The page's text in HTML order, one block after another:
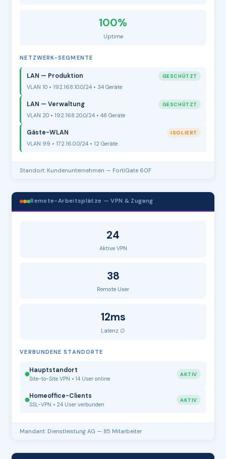
100%
Uptime
NETZWERK-SEGMENTE
LAN — Produktion GESCHÜTZT
VLAN 10 • 192.168.10.0/24 • 34 Geräte
LAN — Verwaltung GESCHÜTZT
VLAN 20 • 192.168.20.0/24 • 48 Geräte
Gäste-WLAN ISOLIERT
VLAN 99 • 172.16.0.0/24 • 12 Geräte
Standort: Kundenunternehmen — FortiGate 60F
Remote-Arbeitsplätze — VPN & Zugang
24
Aktive VPN
38
Remote User
12ms
Latenz ∅
VERBUNDENE STANDORTE
Hauptstandort
Site-to-Site VPN • 14 User online
AKTIV
Homeoffice-Clients
SSL-VPN • 24 User verbunden
AKTIV
Mandant: Dienstleistung AG — 85 Mitarbeiter